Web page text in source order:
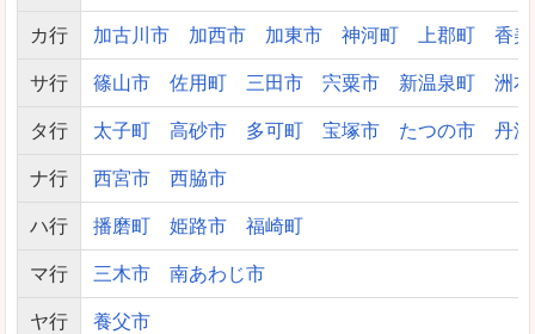
カ行 加古川市 加西市 加東市 神河町 上郡町 香
サ行 篠山市 佐用町 三田市 宍粟市 新温泉町 洲
タ行 太子町 高砂市 多可町 宝塚市 たつの市 丹
ナ行 西宮市 西脇市
ハ行 播磨町 姫路市 福崎町
マ行 三木市 南あわじ市
ヤ行 養父市